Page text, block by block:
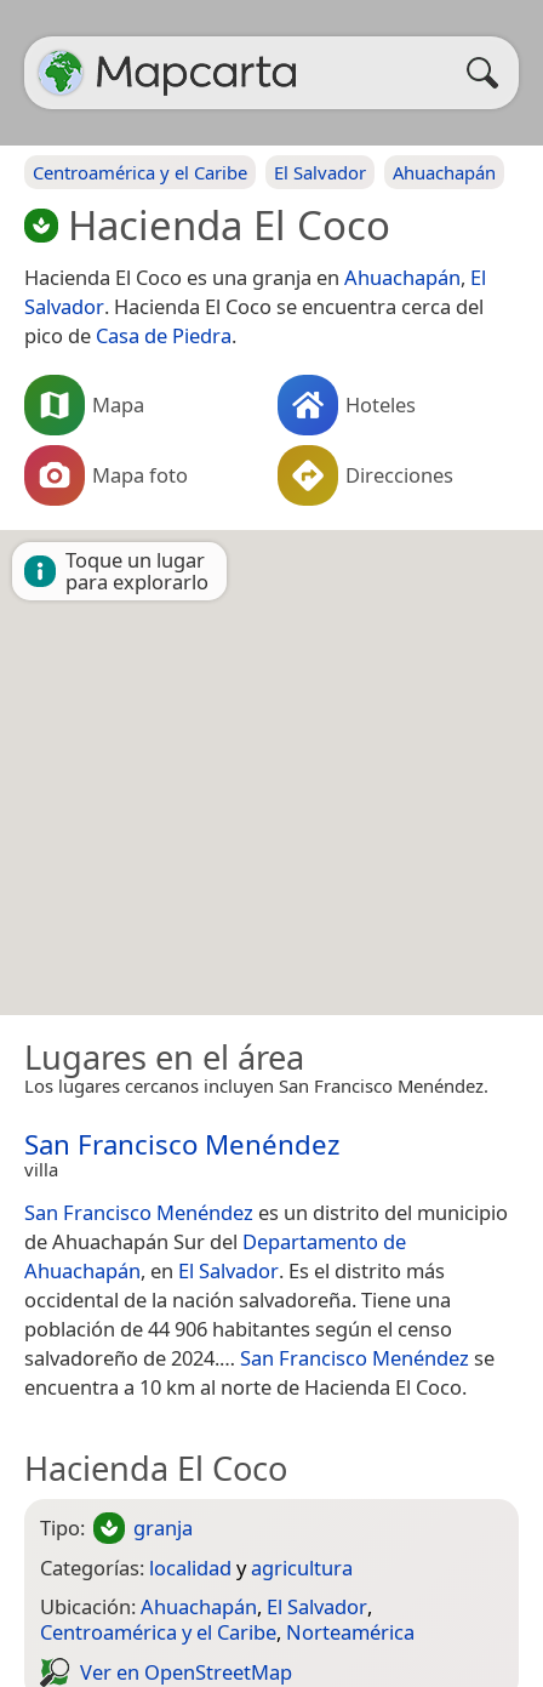
Centroamérica y el Caribe El Salvador Ahuachapán
Hacienda El Coco
Hacienda El Coco es una granja en Ahuachapán, El
Salvador. Hacienda El Coco se encuentra cerca del
pico de Casa de Piedra.
Mapa Hoteles
Mapa foto Direcciones
Toque un lugar
para explorarlo
Lugares en el área
Los lugares cercanos incluyen San Francisco Menéndez.
San Francisco Menéndez
villa
San Francisco Menéndez es un distrito del municipio
de Ahuachapán Sur del Departamento de
Ahuachapán, en El Salvador. Es el distrito más
occidental de la nación salvadoreña. Tiene una
población de 44 906 habitantes según el censo
salvadoreño de 2024.​… San Francisco Menéndezse
encuentra a 10 km al norte de Hacienda El Coco.
Hacienda El Coco
Tipo:
granja
Categorías: localidad yagricultura
Ubicación:Ahuachapán, El Salvador,
Centroamérica y el Caribe, Norteamérica
Ver en Open­Street­Map